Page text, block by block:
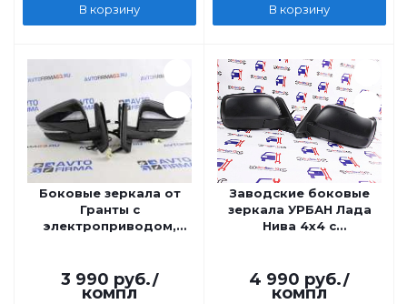
В корзину В корзину
Боковые зеркала от
Гранты с
электроприводом,
окрашенные на Лада
Ниву 21214, Урбан
3 990 руб./
компл
Заводские боковые
зеркала УРБАН Лада
Нива 4x4 с
4 990 руб./
компл